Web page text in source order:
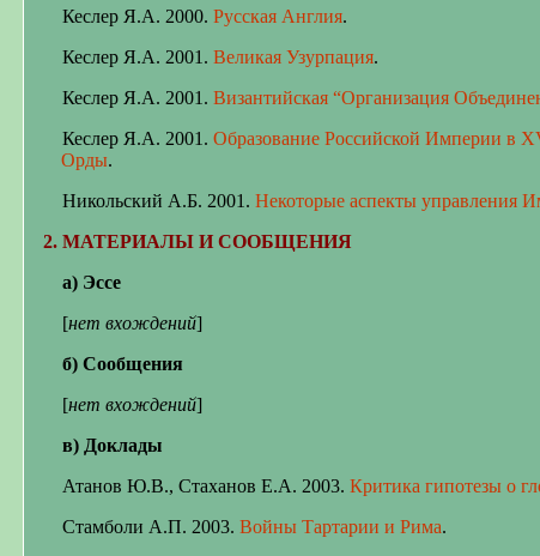
Кеслер Я.А. 2000. Русская Англия.
Кеслер Я.А. 2001. Великая Узурпация.
Кеслер Я.А. 2001. Византийская “Организация
Кеслер Я.А. 2001. Образование Российской Империи в
Орды.
Никольский А.Б. 2001. Некоторые аспекты управления
2. МАТЕРИАЛЫ И СООБЩЕНИЯ
а) Эссе
[нет вхождений]
б) Сообщения
[нет вхождений]
в) Доклады
Атанов Ю.В., Стаханов Е.А. 2003. Критика гипотезы о
Стамболи А.П. 2003. Войны Тартарии и Рима.